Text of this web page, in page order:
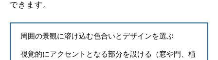
できます。
周囲の景観に溶け込む色合いとデザインを選ぶ
視覚的にアクセントとなる部分を設ける（窓や門、植